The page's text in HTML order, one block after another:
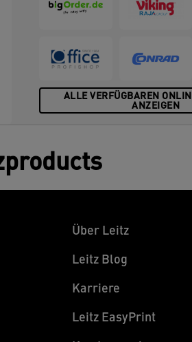
ALLE VERFÜGBAREN
ANZEIGEN
Über Leitz
Leitz Blog
Karriere
Leitz EasyPrint